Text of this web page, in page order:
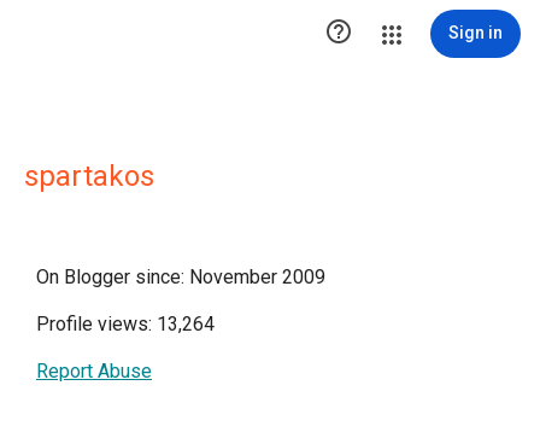
 Sign in
spartakos
On Blogger since: November 2009
Profile views: 13,264
Report Abuse